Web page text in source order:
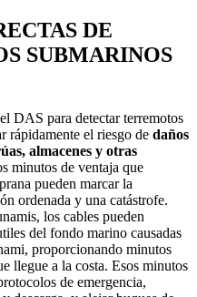
DE
SUBMARINOS
DAS para detectar terremotos
rápidamente el riesgo de daños
almacenes y otras
minutos de ventaja que
pueden marcar la
ordenada y una catástrofe.
los cables pueden
del fondo marino causadas
proporcionando minutos
llegue a la costa. Esos minutos
de emergencia,